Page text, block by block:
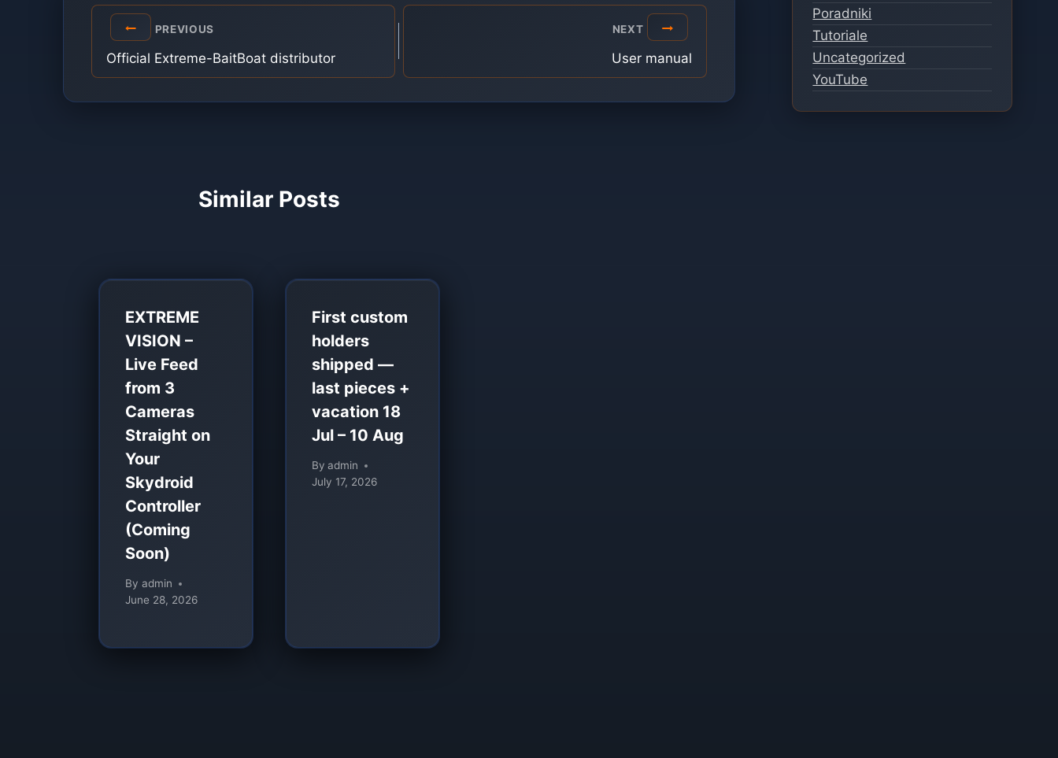
Post
navigation
PREVIOUS
Official Extreme-BaitBoat distributor
NEXT
User manual
Similar Posts
EXTREME
VISION –
Live Feed
from 3
Cameras
Straight on
Your
Skydroid
Controller
(Coming
Soon)
By admin
June 28, 2026
First custom
holders
shipped —
last pieces +
vacation 18
Jul – 10 Aug
By admin
July 17, 2026
Poradniki
Tutoriale
Uncategorized
YouTube